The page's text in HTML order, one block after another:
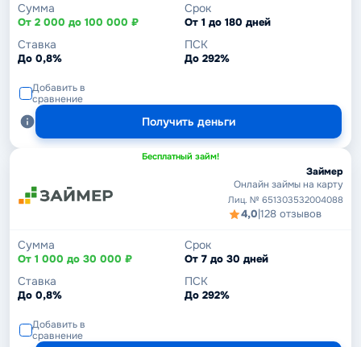
Сумма
От 2 000 до 100 000 ₽
Срок
От 1 до 180 дней
Ставка
До 0,8%
ПСК
До 292%
Добавить в
сравнение
Получить деньги
Бесплатный займ!
Займер
Онлайн займы на карту
Лиц. № 651303532004088
4,0|128 отзывов
Сумма
От 1 000 до 30 000 ₽
Срок
От 7 до 30 дней
Ставка
До 0,8%
ПСК
До 292%
Добавить в
сравнение